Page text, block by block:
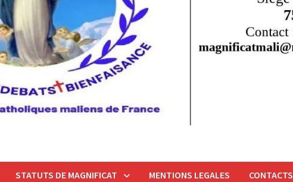
STATUTS DE MAGNIFICAT MENTIONS LEGALES CONTACTS